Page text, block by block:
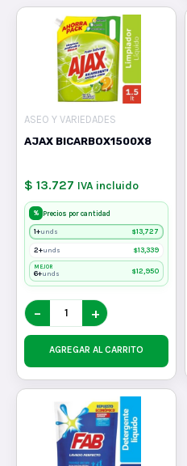
ASEO Y VARIEDADES
AJAX BICARBOX1500X8
$ 13.727 IVA incluido
% Precios por cantidad
1+unds $13,727
2+unds $13,339
MEJOR
6+unds $12,950
− +
AGREGAR AL CARRITO